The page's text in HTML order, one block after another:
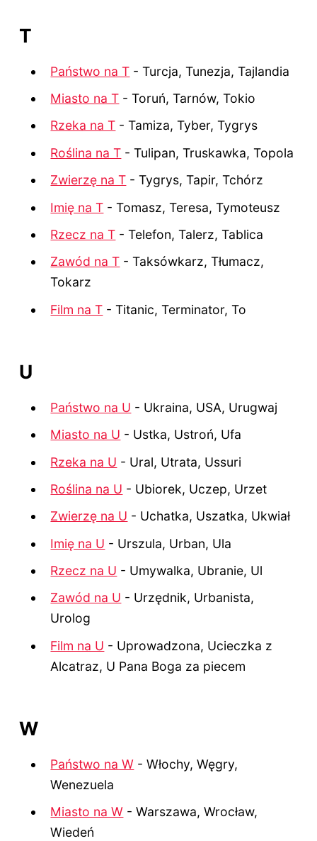
T
Państwo na T - Turcja, Tunezja, Tajlandia
Miasto na T - Toruń, Tarnów, Tokio
Rzeka na T - Tamiza, Tyber, Tygrys
Roślina na T - Tulipan, Truskawka, Topola
Zwierzę na T - Tygrys, Tapir, Tchórz
Imię na T - Tomasz, Teresa, Tymoteusz
Rzecz na T - Telefon, Talerz, Tablica
Zawód na T - Taksówkarz, Tłumacz,
Tokarz
Film na T - Titanic, Terminator, To
U
Państwo na U - Ukraina, USA, Urugwaj
Miasto na U - Ustka, Ustroń, Ufa
Rzeka na U - Ural, Utrata, Ussuri
Roślina na U - Ubiorek, Uczep, Urzet
Zwierzę na U - Uchatka, Uszatka, Ukwiał
Imię na U - Urszula, Urban, Ula
Rzecz na U - Umywalka, Ubranie, Ul
Zawód na U - Urzędnik, Urbanista,
Urolog
Film na U - Uprowadzona, Ucieczka z
Alcatraz, U Pana Boga za piecem
W
Państwo na W - Włochy, Węgry,
Wenezuela
Miasto na W - Warszawa, Wrocław,
Wiedeń